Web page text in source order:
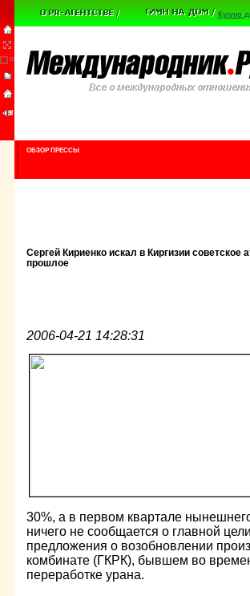
Куплю
ОБЗОР ПРЕССЫ
Сергей Кириенко искал в Киргизии советское
прошлое
2006-04-21 14:28:31
30%, а в первом квартале
ничего не сообщается о главной
предложения о возобновлении
комбинате (ГКРК), бывшем во
переработке урана.